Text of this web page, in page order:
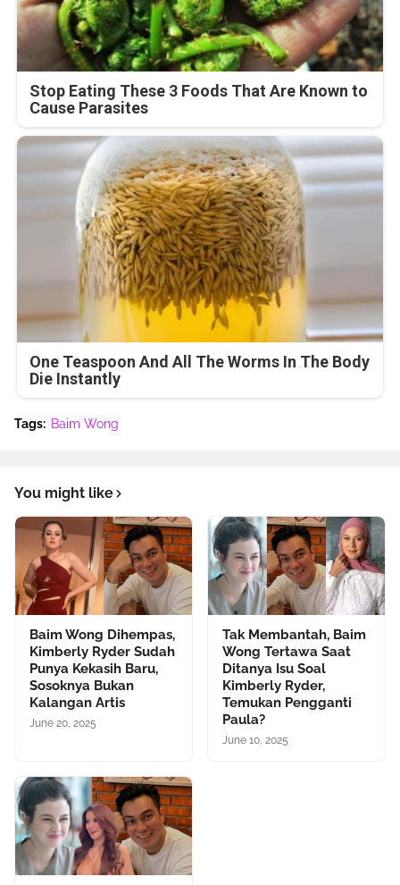
Stop Eating These 3 Foods That Are Known to
Cause Parasites
One Teaspoon And All The Worms In The Body
Die Instantly
Tags: Baim Wong
You might like
Baim Wong Dihempas,
Kimberly Ryder Sudah
Punya Kekasih Baru,
Sosoknya Bukan
Kalangan Artis
June 20, 2025
Tak Membantah, Baim
Wong Tertawa Saat
Ditanya Isu Soal
Kimberly Ryder,
Temukan Pengganti
Paula?
June 10, 2025